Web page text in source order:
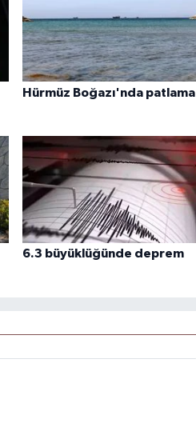
Hürmüz Boğazı'nda patlama
6.3 büyüklüğünde deprem